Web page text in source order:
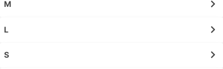
M
L
S